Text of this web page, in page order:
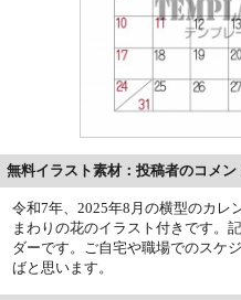
無料イラスト素材：投稿者のコメン
令和7年、2025年8月の横型のカレ
まわりの花のイラスト付きです。
ダーです。ご自宅や職場でのスケ
ばと思います。